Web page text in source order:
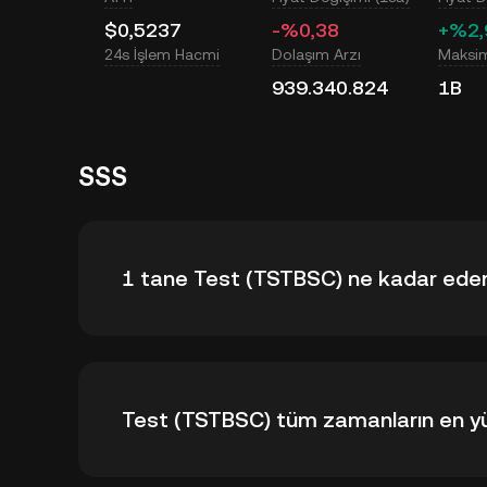
$0,5237 -%0,38
24s İşlem Hacmi Dolaşım Arzı
939.340.824 1B
SSS
1 tane Test (TSTBSC) ne kadar
yanı sıra piyasa duyarlılığından da etkilenir.
Test (TSTBSC) tüm zamanların en